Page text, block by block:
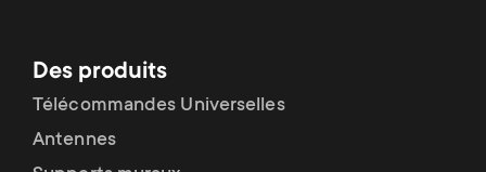
Des produits
Télécommandes Universelles
Antennes